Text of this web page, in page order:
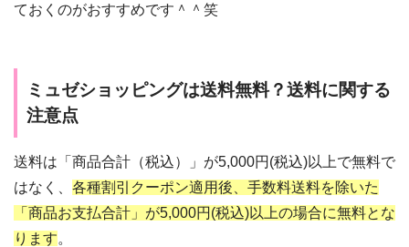
ておくのがおすすめです＾＾笑
ミュゼショッピングは送料無料？送料に関する
注意点
送料は「商品合計（税込）」が5,000円(税込)以上で無料で
はなく、 各種割引クーポン適用後、手数料送料を除いた
「商品お支払合計」が5,000円(税込)以上の場合に無料とな
ります。